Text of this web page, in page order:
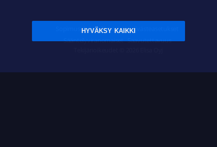
Sopimusehdot Tietosuoja Evästeasetukset
Sääntelyviranomaiset Saavutettavuus
HYVÄKSY KAIKKI